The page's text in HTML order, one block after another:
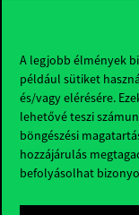
A legjobb élmények
például sütiket
és/vagy elérésére.
lehetővé teszi
böngészési
hozzájárulás
befolyásolhat
Hasznos linkek
Nyitvatartás